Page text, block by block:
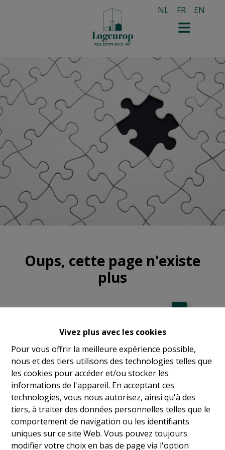
Vivez plus avec les cookies
Pour vous offrir la meilleure expérience possible,
nous et des tiers utilisons des technologies telles que
les cookies pour accéder et/ou stocker les
informations de l'appareil. En acceptant ces
technologies, vous nous autorisez, ainsi qu'à des
tiers, à traiter des données personnelles telles que le
comportement de navigation ou les identifiants
uniques sur ce site Web. Vous pouvez toujours
modifier votre choix en bas de page via l'option
NL FR EN
Oups, cette page n'existe
plus
À Vendre
À Louer